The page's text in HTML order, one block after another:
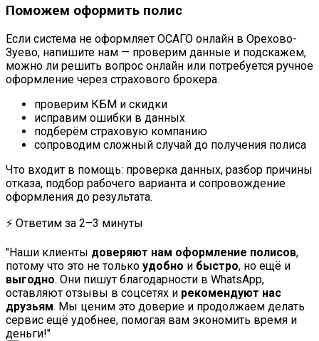
Поможем оформить полис
Если система не оформляет ОСАГО онлайн в Орехово-
Зуево, напишите нам — проверим данные и подскажем,
можно ли решить вопрос онлайн или потребуется ручное
оформление через страхового брокера.
проверим КБМ и скидки
исправим ошибки в данных
подберём страховую компанию
сопроводим сложный случай до получения полиса
Что входит в помощь: проверка данных, разбор причины
отказа, подбор рабочего варианта и сопровождение
оформления до результата.
⚡ Ответим за 2–3 минуты
"Наши клиенты доверяют нам оформление полисов,
потому что это не только удобно и быстро, но ещё и
выгодно. Они пишут благодарности в WhatsApp,
оставляют отзывы в соцсетях и рекомендуют нас
друзьям. Мы ценим это доверие и продолжаем делать
сервис ещё удобнее, помогая вам экономить время и
деньги!"